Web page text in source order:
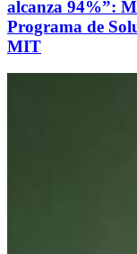
alcanza 94%”:
Programa de
MIT